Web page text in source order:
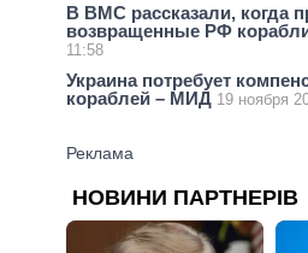
В ВМС рассказали, когда
возвращенные РФ
11:58
Украина потребует
кораблей – МИД 19 ноября